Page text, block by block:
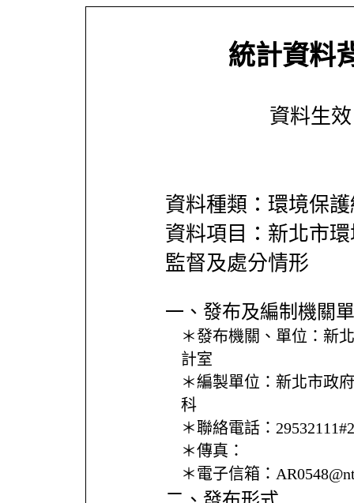
統計資料
資料生
資料種類：環境保
資料項目：新北市
監督及處分情形
一、發布及編制機關
＊發布機關、單位： 新
計室
＊編製單位： 新北市政
科
＊聯絡電話：
＊傳真：
＊電子信箱：